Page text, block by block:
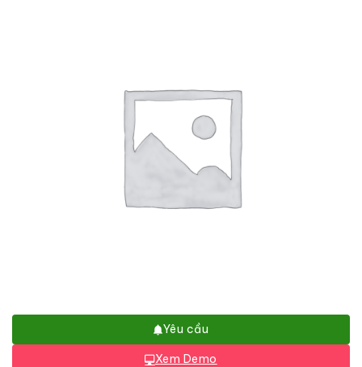
Yêu cầu
Xem Demo